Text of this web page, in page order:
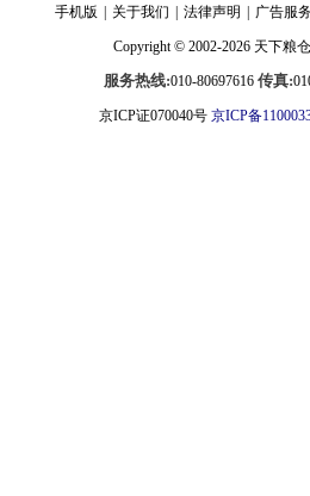
手机版 关于我们 法律声明 广告服
Copyright © 2002-2026 天下粮仓
服务热线:010-80697616 传真:
京ICP证070040号 京ICP备